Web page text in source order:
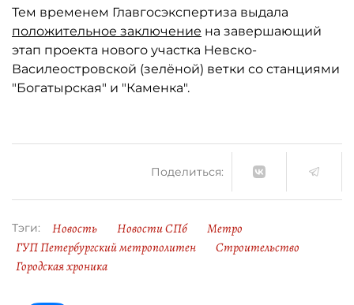
Тем временем Главгосэкспертиза выдала
положительное заключение на завершающий
этап проекта нового участка Невско-
Василеостровской (зелёной) ветки со станциями
"Богатырская" и "Каменка".
Поделиться:
Тэги: Новость Новости СПб
Метро
ГУП Петербургский метрополитен
Строительство
Городская хроника